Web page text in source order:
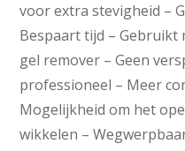
voor extra stevigheid –
Bespaart tijd –
gel remover – Geen
professioneel – Meer
Mogelijkheid om het
wikkelen –